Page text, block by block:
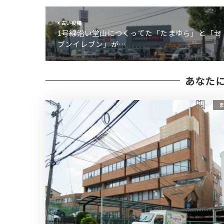
古い投稿
1号線沿い堂山につくってた「たまゆら」と「セ
ブンイレブン」が…
あなた